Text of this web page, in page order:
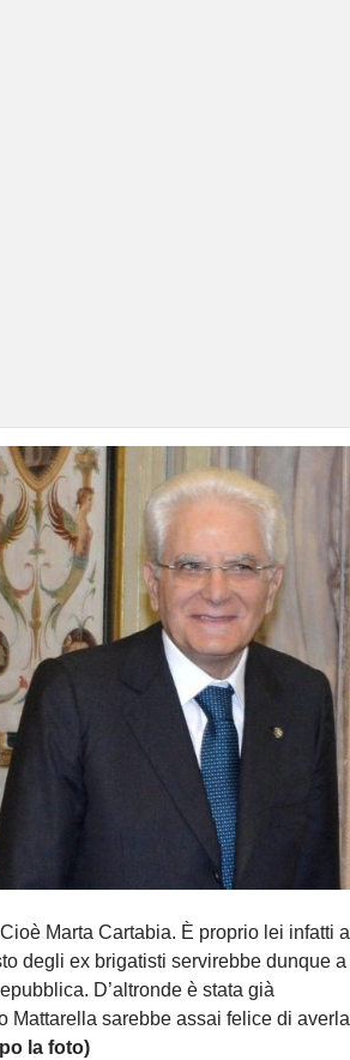
Marta Cartabia. È proprio lei infatti a
degli ex brigatisti servirebbe dunque a
D’altronde è stata già
Mattarella sarebbe assai felice di averla
la foto)